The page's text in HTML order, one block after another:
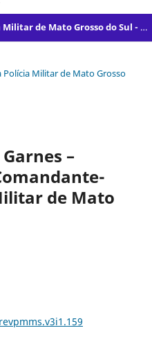
Revista Científica da Polícia Militar de Mato Grosso do Sul - RevPMMS - ISSN - 2965-8616
Polícia Militar de Mato Grosso
–
de Mato